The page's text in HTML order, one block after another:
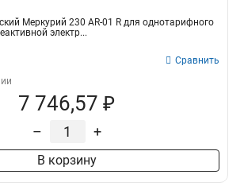
Меркурий 230 AR-01 R для однотарифного
электр...
Сравнить
7 746,57 ₽
– +
В корзину